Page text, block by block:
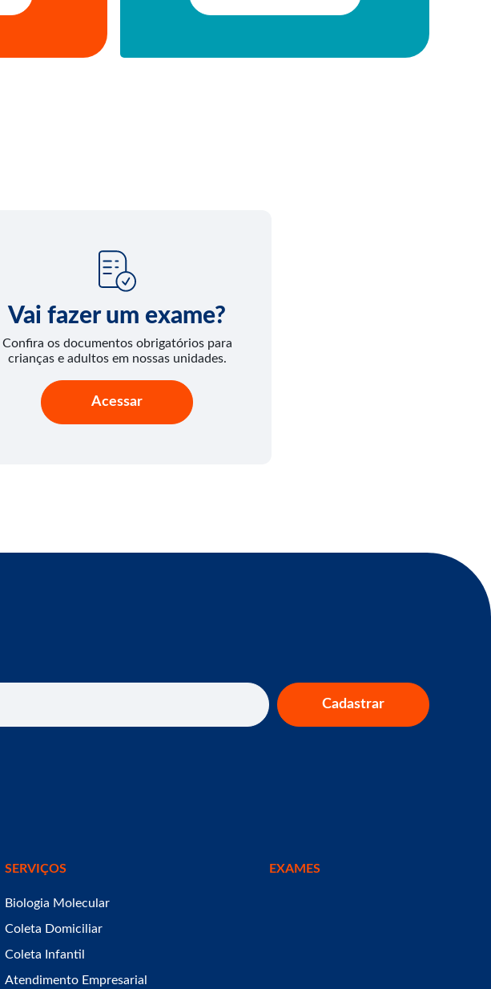
Vai fazer um exame?
Confira os documentos obrigatórios para
crianças e adultos em nossas unidades.
Acessar
Cadastrar
SERVIÇOS
Biologia Molecular
Coleta Domiciliar
Coleta Infantil
Atendimento Empresarial
EXAMES